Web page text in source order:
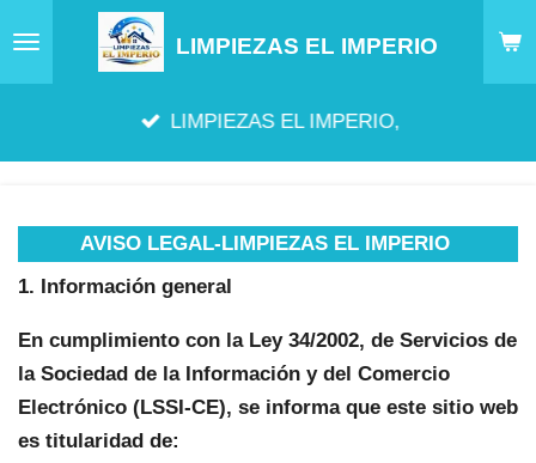
LIMPIEZAS EL IMPERIO
LIMPIEZAS EL IMPERIO,
AVISO LEGAL-LIMPIEZAS EL IMPERIO
1. Información general
En cumplimiento con la Ley 34/2002, de Servicios de
la Sociedad de la Información y del Comercio
Electrónico (LSSI-CE), se informa que este sitio web
es titularidad de: